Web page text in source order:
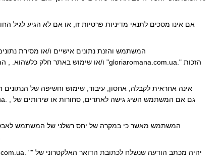
המשתמש ולנתונים אישיים ואחרים. "gloriaromana.com.ua." אינה אחראית לנזק שנגרם כתוצאה מגישה כזו.